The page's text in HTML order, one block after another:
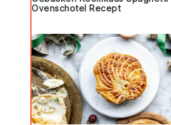
Ovenschotel Recept